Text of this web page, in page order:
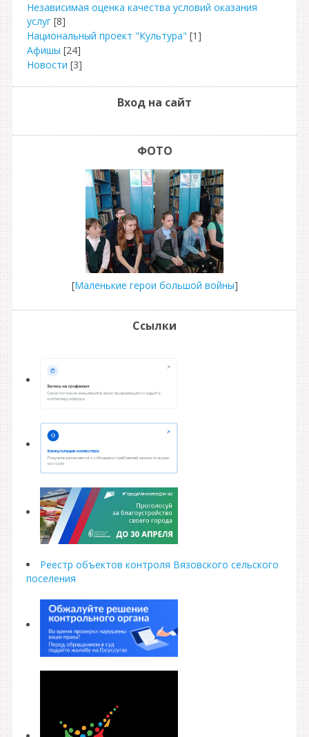
Независимая оценка качества условий оказания
услуг [8]
Национальный проект "Культура" [1]
Афишы [24]
Новости [3]
Вход на сайт
ФОТО
[Маленькие герои большой войны]
Ссылки
Реестр объектов контроля Вязовского сельского
поселения